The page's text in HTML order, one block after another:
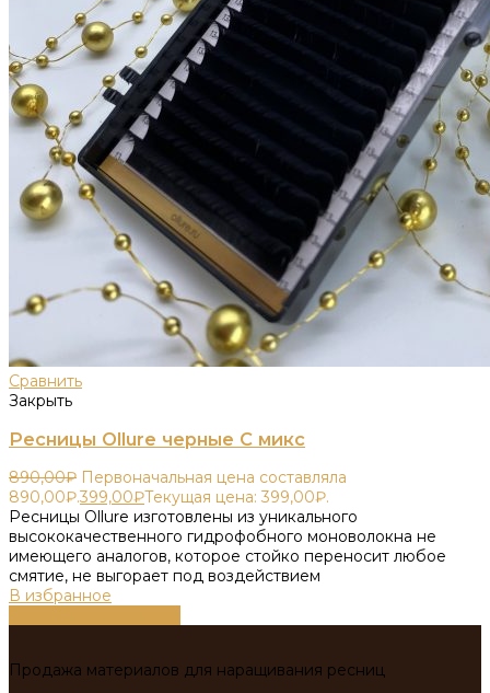
Сравнить
Закрыть
Ресницы Ollure черные С микс
890,00₽ Первоначальная цена составляла
890,00₽.399,00₽Текущая цена: 399,00₽.
Ресницы Ollure изготовлены из уникального
высококачественного гидрофобного моноволокна не
имеющего аналогов, которое стойко переносит любое
смятие, не выгорает под воздействием
В избранное
Продажа материалов для наращивания ресниц